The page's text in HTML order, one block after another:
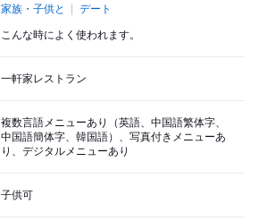
家族・子供と デート
こんな時によく使われます。
一軒家レストラン
複数言語メニューあり（英語、中国語繁体字、
中国語簡体字、韓国語）、写真付きメニューあ
り、デジタルメニューあり
子供可